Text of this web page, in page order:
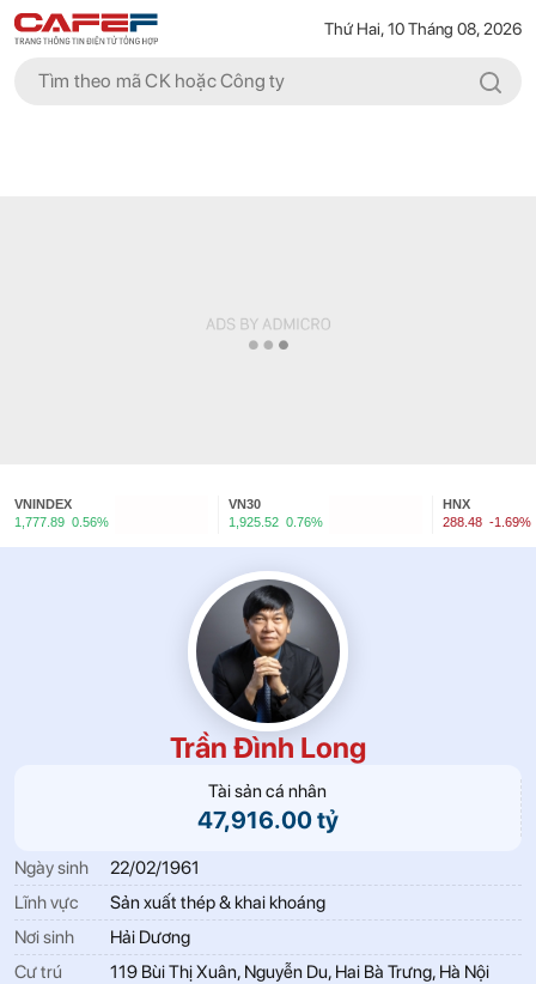
Thứ Hai, 10 Tháng 08, 2026
VNINDEX
1,777.89 0.56%
VN30
1,925.52 0.76%
HNX
288.48 -1.69%
Trần Đình Long
Tài sản cá nhân
47,916.00 tỷ
Ngày sinh
22/02/1961
Lĩnh vực
Sản xuất thép & khai khoáng
Nơi sinh
Hải Dương
Cư trú
119 Bùi Thị Xuân, Nguyễn Du, Hai Bà Trưng, Hà Nội